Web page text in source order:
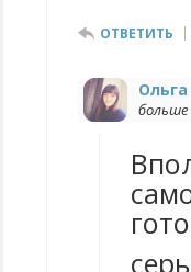
ОТВЕТИТЬ
больше